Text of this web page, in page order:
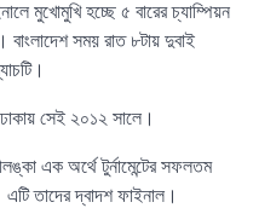
মুখোমুখি হচ্ছে ৫ বারের চ্যাম্পিয়ন
বাংলাদেশ সময় রাত ৮টায় দুবাই
সেই ২০১২ সালে।
এক অর্থে টুর্নামেন্টের সফলতম
তাদের দ্বাদশ ফাইনাল।